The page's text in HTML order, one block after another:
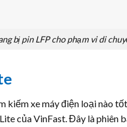
bị pin LFP cho phạm vi di
kiếm xe máy điện loại nào
của VinFast. Đây là phiên